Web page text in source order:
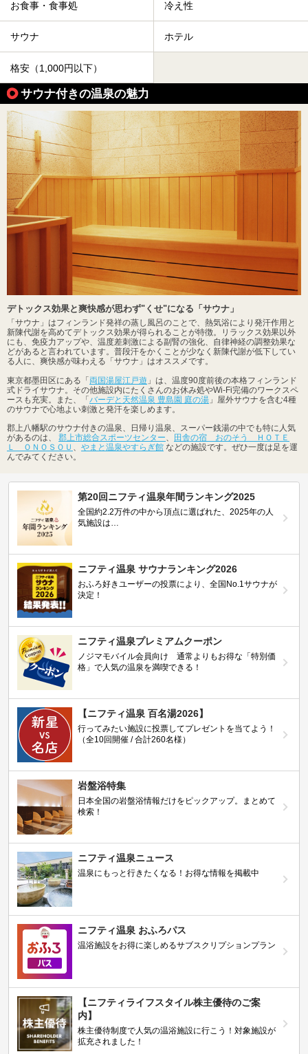
お食事・食事処 冷え性
サウナ ホテル
格安（1,000円以下）
サウナ付きの温泉の魅力
デトックス効果と爽快感が思わず"くせ"になる「サウナ」
「サウナ」はフィンランド発祥の蒸し風呂のことで、熱気浴により発汗作用と
新陳代謝を高めてデトックス効果が得られることが特徴。リラックス効果以外
にも、免疫力アップや、温度差刺激による副腎の強化、自律神経の調整効果な
どがあると言われています。普段汗をかくことが少なく新陳代謝が低下してい
る人に、爽快感が味わえる「サウナ」はオススメです。
東京都墨田区にある「両国湯屋江戸遊 」は、温度90度前後の本格フィンランド
式ドライサウナ。その他施設内にたくさんのお休み処やWi-Fi完備のワークスペ
ースも充実。また、「バーデと天然温泉 豊島園 庭の湯 」屋外サウナを含む4種
のサウナで心地よい刺激と発汗を楽しめます。
郡上八幡駅のサウナ付きの温泉、日帰り温泉、スーパー銭湯の中でも特に人気
があるのは、 郡上市総合スポーツセンター、 田舎の宿 おのそう ＨＯＴＥ
Ｌ ＯＮＯＳＯＵ 、 やまと温泉やすらぎ館 などの施設です。ぜひ一度は足を運
んでみてください。
第20回ニフティ温泉年間ランキング2025
全国約2.2万件の中から頂点に選ばれた、2025年の人
気施設は…
ニフティ温泉 サウナランキング2026
おふろ好きユーザーの投票により、全国No.1サウナが
決定！
ニフティ温泉プレミアムクーポン
ノジマモバイル会員向け 通常よりもお得な「特別価
格」で人気の温泉を満喫できる！
【ニフティ温泉 百名湯2026】
行ってみたい施設に投票してプレゼントを当てよう！
（全10回開催 / 合計260名様）
岩盤浴特集
日本全国の岩盤浴情報だけをピックアップ。まとめて
検索！
ニフティ温泉ニュース
温泉にもっと行きたくなる！お得な情報を掲載中
ニフティ温泉 おふろパス
温浴施設をお得に楽しめるサブスクリプションプラン
【ニフティライフスタイル株主優待のご案
内】
株主優待制度で人気の温浴施設に行こう！対象施設が
拡充されました！